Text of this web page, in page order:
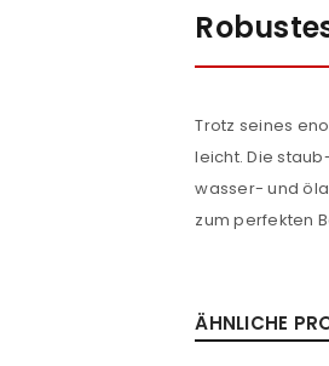
Trotz seines
leicht. Die
wasser- und
zum perfekten
ÄHNLICHE